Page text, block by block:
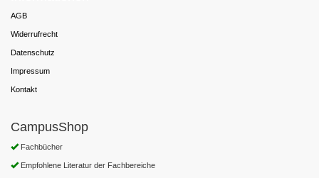
AGB
Widerrufrecht
Datenschutz
Impressum
Kontakt
CampusShop
Fachbücher
Empfohlene Literatur der Fachbereiche